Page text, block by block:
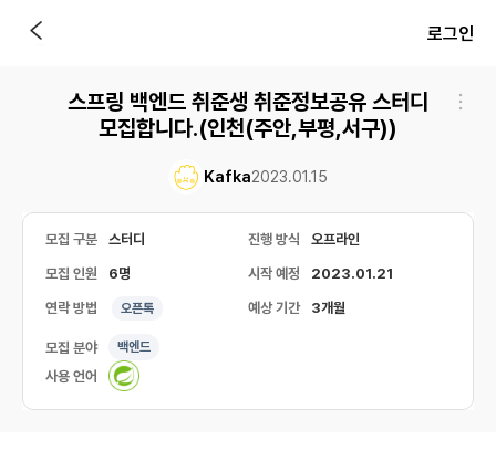
로그인
스프링 백엔드 취준생 취준정보공유 스터디
모집합니다.(인천(주안,부평,서구))
Kafka2023.01.15
모집 구분 스터디 진행 방식 오프라인
모집 인원 6명 시작 예정 2023.01.21
연락 방법 오픈톡 예상 기간 3개월
모집 분야 백엔드
사용 언어